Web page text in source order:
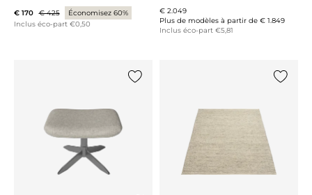
€ 170 € 425
Économisez 60%
Inclus éco-part €0,50
€ 2.049
Plus de modèles à partir de € 1.849
Inclus éco-part €5,81